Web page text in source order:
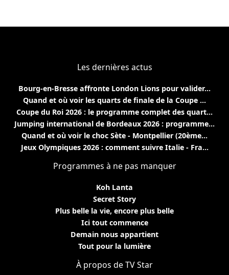
Les dernières actus
Bourg-en-Bresse affronte London Lions pour valider...
Quand et où voir les quarts de finale de la Coupe ...
Coupe du Roi 2026 : le programme complet des quart...
Jumping international de Bordeaux 2026 : programme...
Quand et où voir le choc Sète - Montpellier (20ème...
Jeux Olympiques 2026 : comment suivre Italie - Fra...
Programmes à ne pas manquer
Koh Lanta
Secret Story
Plus belle la vie, encore plus belle
Ici tout commence
Demain nous appartient
Tout pour la lumière
À propos de TV Star